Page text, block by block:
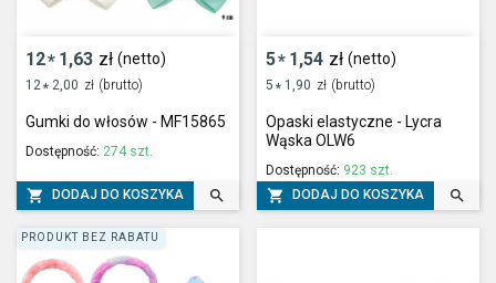
12* 1,63 zł (netto)
12* 2,00 zł (brutto)
Gumki do włosów - MF15865
Dostępność: 274 szt.
 DODAJ DO KOSZYKA 
5* 1,54 zł (netto)
5 * 1,90 zł (brutto)
Opaski elastyczne - Lycra
Wąska OLW6
Dostępność: 923 szt.
 DODAJ DO KOSZYKA 
PRODUKT BEZ RABATU